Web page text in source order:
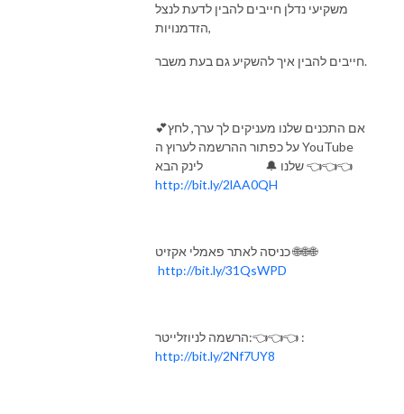
משקיעי נדלן חייבים להבין לדעת לנצל
הזדמנויות,
חייבים להבין איך להשקיע גם בעת משבר.
💕אם התכנים שלנו מעניקים לך ערך, לחץ
על כפתור ההרשמה לערוץ ה YouTube
שלנו 🔔 לינק הבא 👈👈👈
http://bit.ly/2lAA0QH
כניסה לאתר פאמלי אקזיט 🌐🌐🌐
http://bit.ly/31QsWPD
הרשמה לניוזלייטר:👈👈👈 :
http://bit.ly/2Nf7UY8